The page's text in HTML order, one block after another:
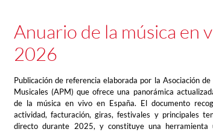
Anuario de la música en
2026
Publicación de referencia elaborada por la Asociación
Musicales (APM) que ofrece una panorámica
de la música en vivo en España. El documento
actividad, facturación, giras, festivales y principales
directo durante 2025, y constituye una